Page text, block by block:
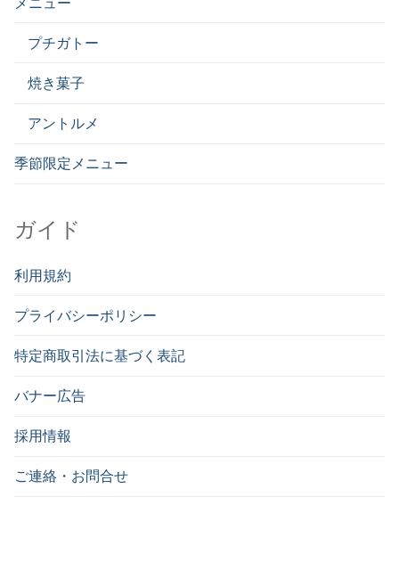
プチガトー
焼き菓子
アントルメ
季節限定メニュー
ガイド
利用規約
プライバシーポリシー
特定商取引法に基づく表記
バナー広告
採用情報
ご連絡・お問合せ